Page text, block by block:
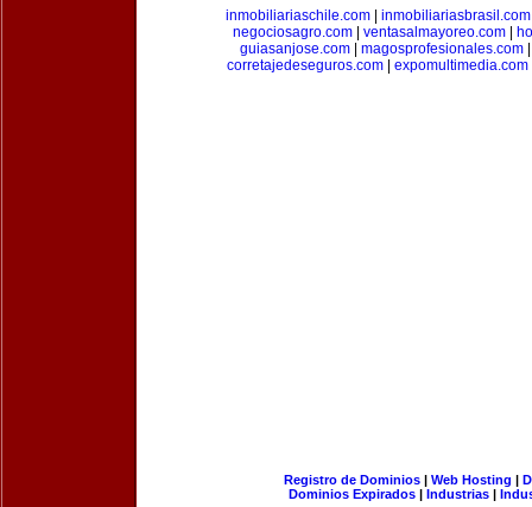
inmobiliariaschile.com| inmobiliariasbrasil.com
negociosagro.com
ventasalmayoreo.com
guiasanjose.com| magosprofesionales.com
corretajedeseguros.com
expomultimedia.com
Registro de Dominios| Web Hosting |
Dominios Expirados | Industrias |